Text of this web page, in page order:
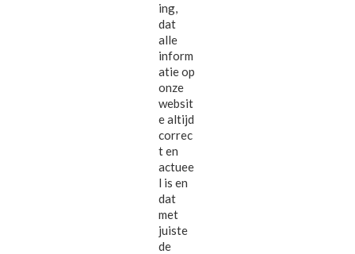
ing,
dat
alle
inform
atie op
onze
websit
e altijd
correc
t en
actuee
l is en
dat
met
juiste
de